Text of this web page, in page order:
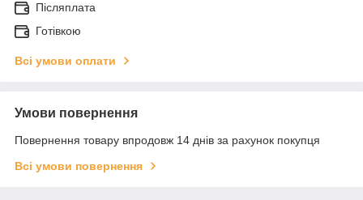
Післяплата
Готівкою
Всі умови оплати
Умови повернення
Повернення товару впродовж 14 днів за рахунок покупця
Всі умови повернення